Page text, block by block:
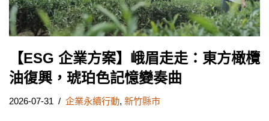
【ESG 企業方案】峨眉走走：東方橄欖
油復興，琥珀色記憶變奏曲
2026-07-31 企業永續行動, 新竹縣市